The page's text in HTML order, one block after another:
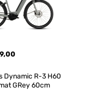
Dynamic R-3 H60
GRey 60cm